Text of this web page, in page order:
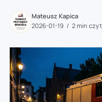
Mateusz Kapica
2026-01-19
2 min